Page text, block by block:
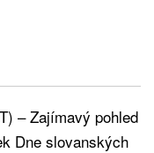
– Zajímavý pohled
Dne slovanských